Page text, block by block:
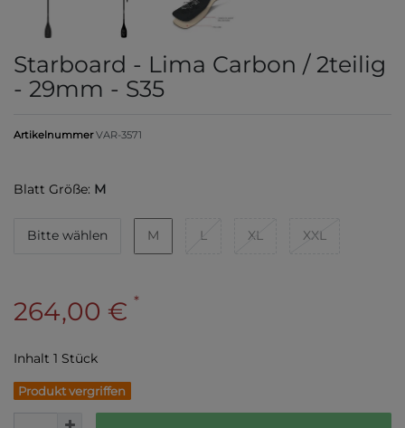
Starboard - Lima Carbon / 2teilig
- 29mm - S35
ArtikelnummerVAR-3571
Blatt Größe: M
Bitte wählen M L XL XXL
264,00 € *
Inhalt 1 Stück
Produkt vergriffen